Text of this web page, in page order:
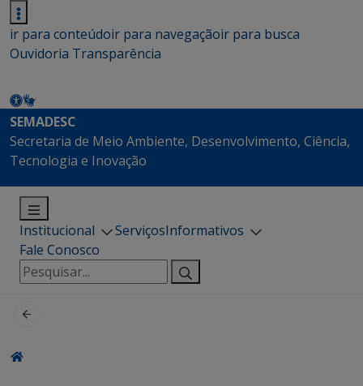
ir para conteúdoir para navegaçãoir para busca
Ouvidoria Transparência
SEMADESC
Secretaria de Meio Ambiente, Desenvolvimento, Ciência,
Tecnologia e Inovação
Institucional ServiçosInformativos
Fale Conosco
Pesquisar
por: